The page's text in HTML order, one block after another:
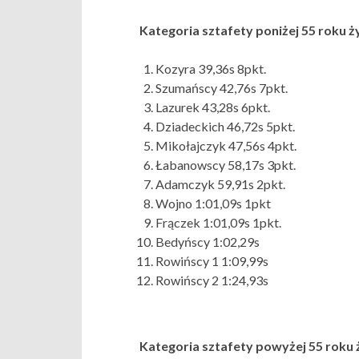
Kategoria sztafety poniżej 55 roku
Kozyra 39,36s 8pkt.
Szumańscy 42,76s 7pkt.
Lazurek 43,28s 6pkt.
Dziadeckich 46,72s 5pkt.
Mikołajczyk 47,56s 4pkt.
Łabanowscy 58,17s 3pkt.
Adamczyk 59,91s 2pkt.
Wojno 1:01,09s 1pkt
Frączek 1:01,09s 1pkt.
Bedyńscy 1:02,29s
Rowińscy 1 1:09,99s
Rowińscy 2 1:24,93s
Kategoria sztafety powyżej 55 roku